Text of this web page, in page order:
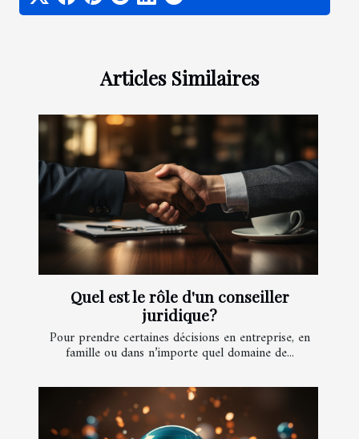
Articles Similaires
Quel est le rôle d'un conseiller
juridique?
Pour prendre certaines décisions en entreprise, en
famille ou dans n’importe quel domaine de...